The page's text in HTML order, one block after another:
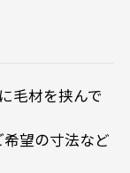
毛材を挟んで
望の寸法など